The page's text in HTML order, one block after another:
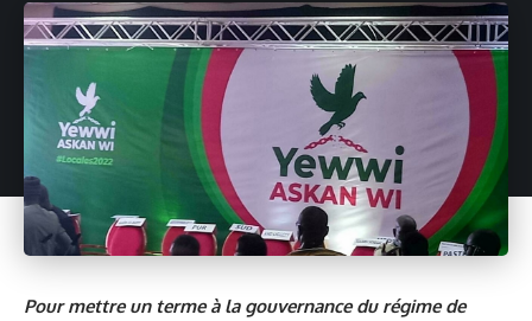
Pour mettre un terme à la gouvernance du régime de